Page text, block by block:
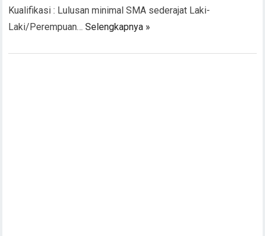
Kualifikasi : Lulusan minimal SMA sederajat Laki-
Laki/Perempuan…Selengkapnya »